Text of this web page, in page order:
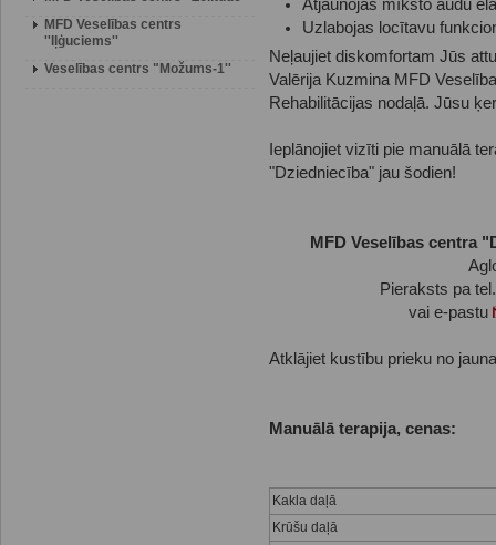
MFD Veselības centrs
''Iļģuciems''
Veselības centrs "Možums-1''
Atjaunojas mīksto audu
Uzlabojas locītavu
Neļaujiet diskomfortam Jūs
Valērija Kuzmina MFD
Rehabilitācijas nodaļā. Jūsu
Ieplānojiet vizīti pie manuālā
"Dziedniecība" jau šodien!
MFD Veselības centra
Pieraksts pa
vai e-pastu
Atklājiet kustību prieku no
Manuālā terapija, cenas:
Kakla daļā
Krūšu daļā